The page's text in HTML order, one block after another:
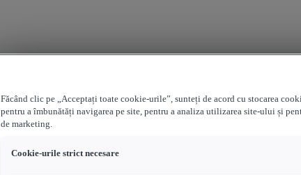
Făcând clic pe „Acceptați toate cookie-urile”, sunteți de acord cu stocarea
pentru a îmbunătăți navigarea pe site, pentru a analiza utilizarea site-ului și
de marketing.
Cookie-urile strict necesare